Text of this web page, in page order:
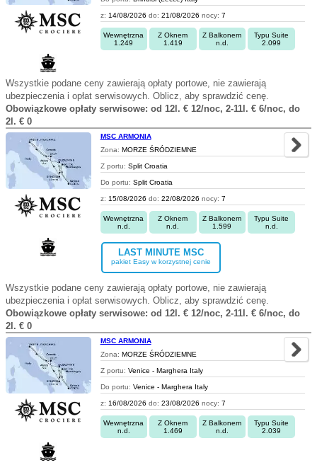
z: 14/08/2026 do: 21/08/2026 nocy: 7
Wewnętrzna
1.249
Z Oknem
1.419
Z Balkonem
n.d.
Typu Suite
2.099
Wszystkie podane ceny zawierają opłaty portowe, nie zawierają
ubezpieczenia i opłat serwisowych. Oblicz, aby sprawdzić cenę.
Obowiązkowe opłaty serwisowe: od 12l. € 12/noc, 2-11l. € 6/noc, do
2l. € 0
MSC ARMONIA
Zona: MORZE ŚRÓDZIEMNE
Z portu: Split Croatia
Do portu: Split Croatia
z: 15/08/2026 do: 22/08/2026 nocy: 7
Wewnętrzna
n.d.
Z Oknem
n.d.
Z Balkonem
1.599
Typu Suite
n.d.
LAST MINUTE MSC
pakiet Easy w korzystnej cenie
Wszystkie podane ceny zawierają opłaty portowe, nie zawierają
ubezpieczenia i opłat serwisowych. Oblicz, aby sprawdzić cenę.
Obowiązkowe opłaty serwisowe: od 12l. € 12/noc, 2-11l. € 6/noc, do
2l. € 0
MSC ARMONIA
Zona: MORZE ŚRÓDZIEMNE
Z portu: Venice - Marghera Italy
Do portu: Venice - Marghera Italy
z: 16/08/2026 do: 23/08/2026 nocy: 7
Wewnętrzna
n.d.
Z Oknem
1.469
Z Balkonem
n.d.
Typu Suite
2.039